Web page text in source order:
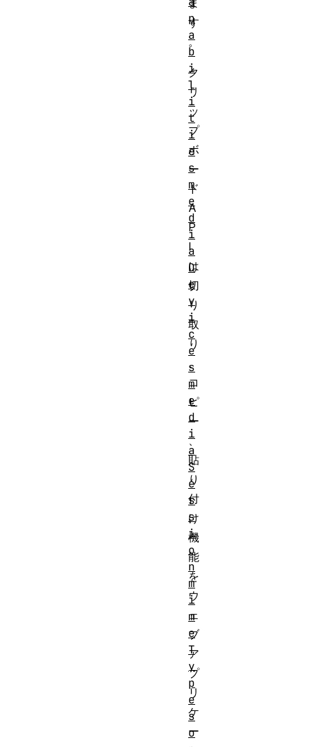
ま
す
。
ク
リ
ッ
プ
ボ
ー
ド
A
P
I
は
切
り
取
り
、
コ
ピ
ー
、
貼
り
付
け
機
能
を
ウ
ェ
ブ
ア
プ
リ
ケ
ー
p
a
b
i
l
i
t
i
e
s
m
e
d
i
a
D
e
v
i
c
e
s
m
e
d
i
a
S
e
s
s
i
o
n
m
i
m
e
T
y
p
e
s
o